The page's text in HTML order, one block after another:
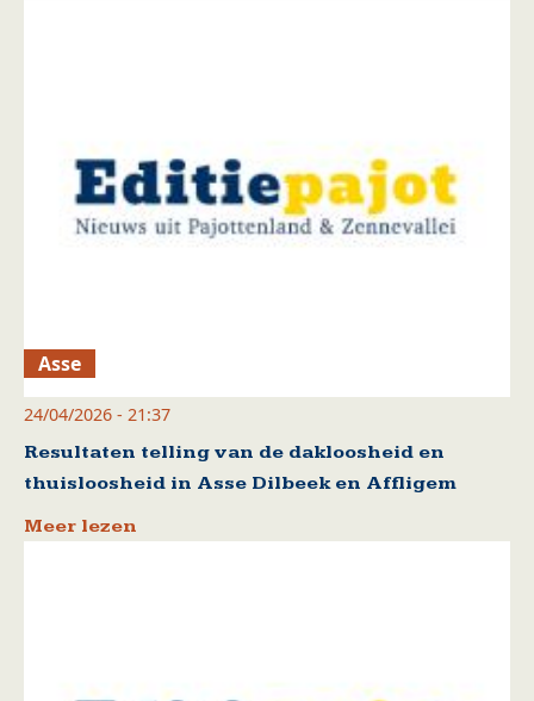
Asse
24/04/2026 - 21:37
Resultaten telling van de dakloosheid en
thuisloosheid in Asse Dilbeek en Affligem
Meer lezen